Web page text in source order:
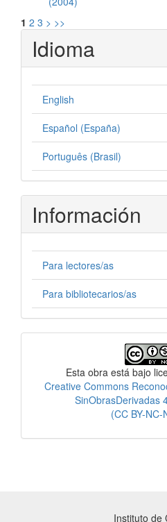
1 2 3 > >>
Idioma
English
Español (España)
Português (Brasil)
Información
Para lectores/as
Para bibliotecarios/as
Esta obra está bajo
Creative Commons
SinObrasDerivadas
(CC BY-NC-
Instituto de